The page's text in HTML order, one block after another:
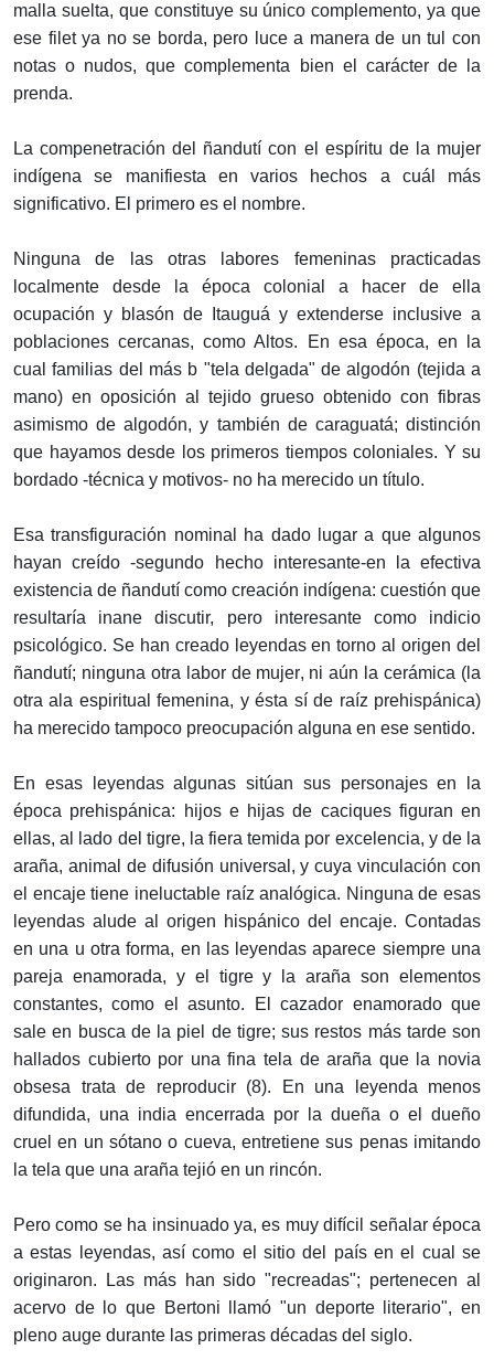
malla suelta, que constituye su único complemento, ya que
ese filet ya no se borda, pero luce a manera de un tul con
notas o nudos, que complementa bien el carácter de la
prenda.
La compenetración del ñandutí con el espíritu de la mujer
indígena se manifiesta en varios hechos a cuál más
significativo. El primero es el nombre.
Ninguna de las otras labores femeninas practicadas
localmente desde la época colonial a hacer de ella
ocupación y blasón de Itauguá y extenderse inclusive a
poblaciones cercanas, como Altos. En esa época, en la
cual familias del más b "tela delgada" de algodón (tejida a
mano) en oposición al tejido grueso obtenido con fibras
asimismo de algodón, y también de caraguatá; distinción
que hayamos desde los primeros tiempos coloniales. Y su
bordado -técnica y motivos- no ha merecido un título.
Esa transfiguración nominal ha dado lugar a que algunos
hayan creído -segundo hecho interesante-en la efectiva
existencia de ñandutí como creación indígena: cuestión que
resultaría inane discutir, pero interesante como indicio
psicológico. Se han creado leyendas en torno al origen del
ñandutí; ninguna otra labor de mujer, ni aún la cerámica (la
otra ala espiritual femenina, y ésta sí de raíz prehispánica)
ha merecido tampoco preocupación alguna en ese sentido.
En esas leyendas algunas sitúan sus personajes en la
época prehispánica: hijos e hijas de caciques figuran en
ellas, al lado del tigre, la fiera temida por excelencia, y de la
araña, animal de difusión universal, y cuya vinculación con
el encaje tiene ineluctable raíz analógica. Ninguna de esas
leyendas alude al origen hispánico del encaje. Contadas
en una u otra forma, en las leyendas aparece siempre una
pareja enamorada, y el tigre y la araña son elementos
constantes, como el asunto. El cazador enamorado que
sale en busca de la piel de tigre; sus restos más tarde son
hallados cubierto por una fina tela de araña que la novia
obsesa trata de reproducir (8). En una leyenda menos
difundida, una india encerrada por la dueña o el dueño
cruel en un sótano o cueva, entretiene sus penas imitando
la tela que una araña tejió en un rincón.
Pero como se ha insinuado ya, es muy difícil señalar época
a estas leyendas, así como el sitio del país en el cual se
originaron. Las más han sido "recreadas"; pertenecen al
acervo de lo que Bertoni llamó "un deporte literario", en
pleno auge durante las primeras décadas del siglo.